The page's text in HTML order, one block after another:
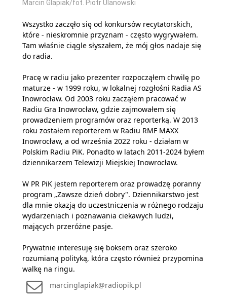
Marcin Glapiak/fot. Piotr Ulanowski
Wszystko zaczęło się od konkursów recytatorskich,
które - nieskromnie przyznam - często wygrywałem.
Tam właśnie ciągle słyszałem, że mój głos nadaje się
do radia.
Pracę w radiu jako prezenter rozpocząłem chwilę po
maturze - w 1999 roku, w lokalnej rozgłośni Radia AS
Inowrocław. Od 2003 roku zacząłem pracować w
Radiu Gra Inowrocław, gdzie zajmowałem się
prowadzeniem programów oraz reporterką. W 2013
roku zostałem reporterem w Radiu RMF MAXX
Inowrocław, a od września 2022 roku - działam w
Polskim Radiu PiK. Ponadto w latach 2011-2024 byłem
dziennikarzem Telewizji Miejskiej Inowrocław.
W PR PiK jestem reporterem oraz prowadzę poranny
program „Zawsze dzień dobry". Dziennikarstwo jest
dla mnie okazją do uczestniczenia w różnego rodzaju
wydarzeniach i poznawania ciekawych ludzi,
mających przeróżne pasje.
Prywatnie interesuję się boksem oraz szeroko
rozumianą polityką, która często również przypomina
walkę na ringu.
marcinglapiak@radiopik.pl